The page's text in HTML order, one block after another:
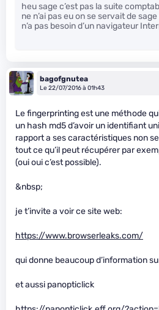
heu sage c’est pas la suite
ne n’ai pas eu on se servait de
n’a pas besoin d’un navigateur
bagofgnutea
Le 22/07/2016 à 01h43
Le fingerprinting est une méthode
un hash md5 d’avoir un identifiant
rapport a ses caractéristiques non
tout ce qu’il peut récupérer par
(oui oui c’est possible).
&nbsp;
je t’invite a voir ce site web:
https://www.browserleaks.com/
qui donne beaucoup d’information
et aussi panopticlick